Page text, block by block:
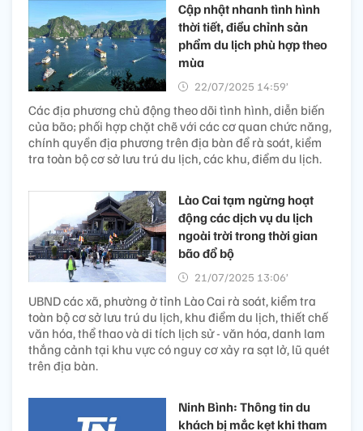
Cập nhật nhanh tình hình
thời tiết, điều chỉnh sản
phẩm du lịch phù hợp theo
mùa
22/07/2025 14:59’
Các địa phương chủ động theo dõi tình hình, diễn biến
của bão; phối hợp chặt chẽ với các cơ quan chức năng,
chính quyền địa phương trên địa bàn để rà soát, kiểm
tra toàn bộ cơ sở lưu trú du lịch, các khu, điểm du lịch.
Lào Cai tạm ngừng hoạt
động các dịch vụ du lịch
ngoài trời trong thời gian
bão đổ bộ
21/07/2025 13:06’
UBND các xã, phường ở tỉnh Lào Cai rà soát, kiểm tra
toàn bộ cơ sở lưu trú du lịch, khu điểm du lịch, thiết chế
văn hóa, thể thao và di tích lịch sử - văn hóa, danh lam
thắng cảnh tại khu vực có nguy cơ xảy ra sạt lở, lũ quét
trên địa bàn.
Ninh Bình: Thông tin du
khách bị mắc kẹt khi tham